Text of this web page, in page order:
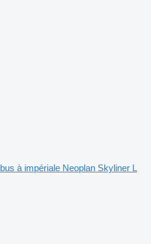
bus à impériale Neoplan Skyliner L